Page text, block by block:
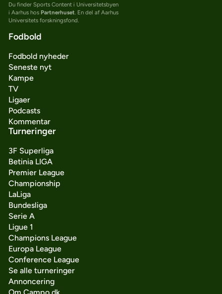
Du finder Sports Content i Universitetsbyen
i Aarhus hos Partnerhuset. En del af Aarhus
Universitets forskningsfond.
Fodbold
Fodbold nyheder
Seneste nyt
Kampe
TV
Ligaer
Podcasts
Kommentar
Turneringer
3F Superliga
Betinia LIGA
Premier League
Championship
LaLiga
Bundesliga
Serie A
Ligue 1
Champions League
Europa League
Conference League
Se alle turneringer
Annoncering